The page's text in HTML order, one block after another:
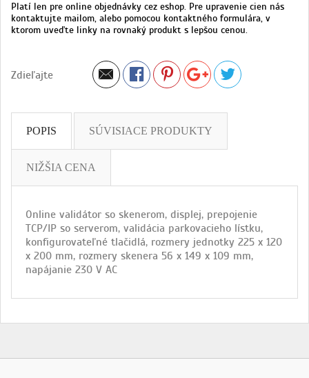
Platí len pre online objednávky cez eshop. Pre upravenie cien nás
kontaktujte mailom, alebo pomocou kontaktného formulára, v
ktorom uveďte linky na rovnaký produkt s lepšou cenou.
Zdieľajte
POPIS SÚVISIACE PRODUKTY
NIŽŠIA CENA
Online validátor so skenerom, displej, prepojenie
TCP/IP so serverom, validácia parkovacieho lístku,
konfigurovateľné tlačidlá, rozmery jednotky 225 x 120
x 200 mm, rozmery skenera 56 x 149 x 109 mm,
napájanie 230 V AC